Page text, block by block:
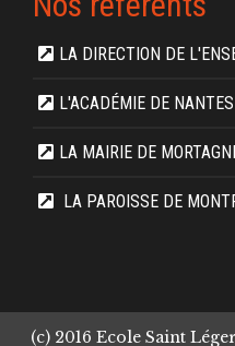
LA DIRECTION DE
L'ACADÉMIE DE NANTES
LA MAIRIE DE
LA PAROISSE DE
(c) 2016 Ecole Saint